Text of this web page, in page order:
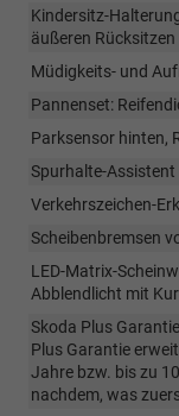
Kindersitz-
äußeren
Müdigkeits- und
Pannenset:
Parksensor hinten,
Spurhalte-Assistent
Verkehrszeichen-
Scheibenbremsen
LED-Matrix-
Abblendlicht mit
Skoda Plus
Plus Garantie
Jahre bzw. bis zu
nachdem, was